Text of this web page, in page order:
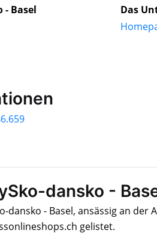
- Basel
Das
dansko -
dansko - Basel, ansässig an
gelistet.